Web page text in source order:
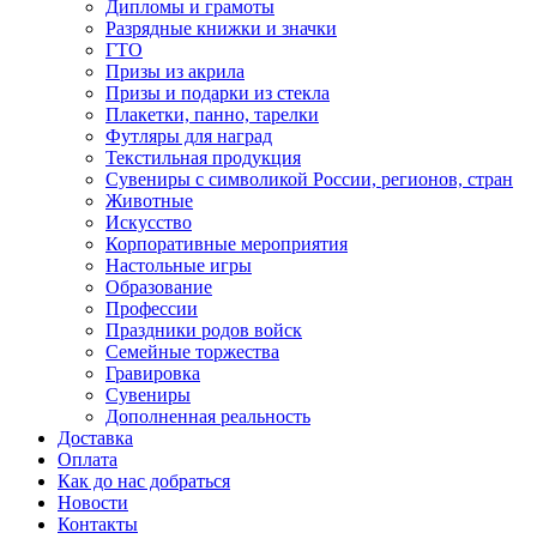
Дипломы и грамоты
Разрядные книжки и значки
ГТО
Призы из акрила
Призы и подарки из стекла
Плакетки, панно, тарелки
Футляры для наград
Текстильная продукция
Сувениры с символикой России, регионов, стран
Животные
Искусство
Корпоративные мероприятия
Настольные игры
Образование
Профессии
Праздники родов войск
Семейные торжества
Гравировка
Сувениры
Дополненная реальность
Доставка
Оплата
Как до нас добраться
Новости
Контакты